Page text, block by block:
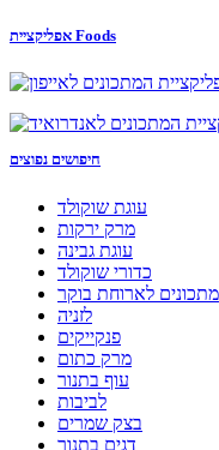
אפליקציית Foods
חיפושים נפוצים
עוגת שוקולד
מרק ירקות
עוגת גבינה
כדורי שוקולד
מתכונים לארוחת בוקר
לזניה
פנקייקים
מרק כתום
עוף בתנור
לביבות
בצק שמרים
דגים בתנור